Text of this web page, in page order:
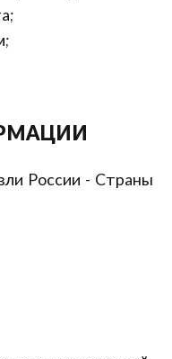
России - Страны